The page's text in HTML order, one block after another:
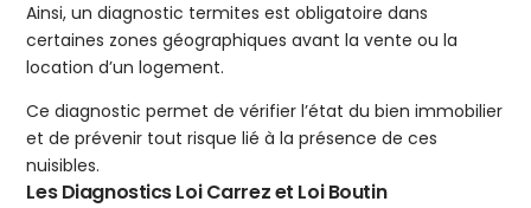
Ainsi, un diagnostic termites est obligatoire dans
certaines zones géographiques avant la vente ou la
location d’un logement.
Ce diagnostic permet de vérifier l’état du bien immobilier
et de prévenir tout risque lié à la présence de ces
nuisibles.
Les Diagnostics Loi Carrez et Loi Boutin